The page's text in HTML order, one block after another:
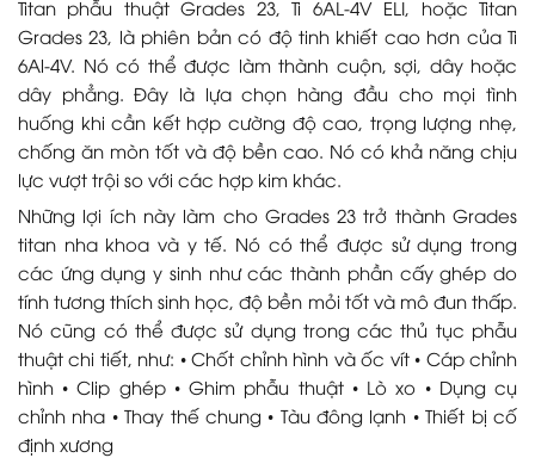
Titan phẫu thuật Grades 23, Ti 6AL-4V ELI, hoặc Titan
Grades 23, là phiên bản có độ tinh khiết cao hơn của Ti
6Al-4V. Nó có thể được làm thành cuộn, sợi, dây hoặc
dây phẳng. Đây là lựa chọn hàng đầu cho mọi tình
huống khi cần kết hợp cường độ cao, trọng lượng nhẹ,
chống ăn mòn tốt và độ bền cao. Nó có khả năng chịu
lực vượt trội so với các hợp kim khác.
Những lợi ích này làm cho Grades 23 trở thành Grades
titan nha khoa và y tế. Nó có thể được sử dụng trong
các ứng dụng y sinh như các thành phần cấy ghép do
tính tương thích sinh học, độ bền mỏi tốt và mô đun thấp.
Nó cũng có thể được sử dụng trong các thủ tục phẫu
thuật chi tiết, như: • Chốt chỉnh hình và ốc vít • Cáp chỉnh
hình • Clip ghép • Ghim phẫu thuật • Lò xo • Dụng cụ
chỉnh nha • Thay thế chung • Tàu đông lạnh • Thiết bị cố
định xương